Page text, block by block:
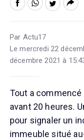
Par Actu17
Le mercredi 22
décembre 2021 à
Tout a commencé
avant 20 heures.
pour signaler un
immeuble situé